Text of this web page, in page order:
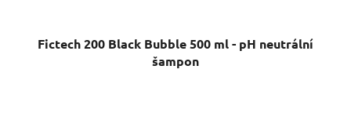
Fictech 200 Black Bubble 500 ml - pH neutrální
šampon